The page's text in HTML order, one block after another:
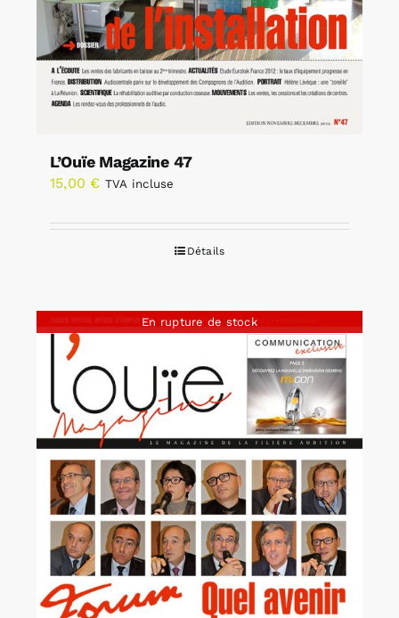
L’Ouïe Magazine 47
15,00 € TVA incluse
Détails
En rupture de stock